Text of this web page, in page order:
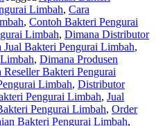
Limbah, Cara
, Contoh Bakteri Pengurai
Limbah, Dimana Distributor
Jual Bakteri Pengurai Limbah,
, Dimana Produsen
Reseller Bakteri Pengurai
Limbah, Distributor
Pengurai Limbah, Jual
Pengurai Limbah, Order
Bakteri Pengurai Limbah,